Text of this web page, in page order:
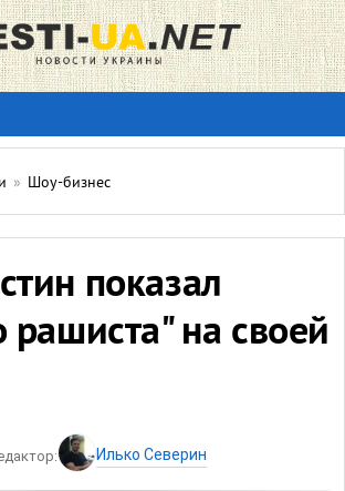
» Шоу-бизнес
показал
на своей
Илько Северин